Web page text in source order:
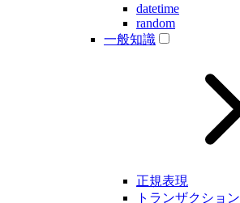
datetime
random
一般知識
正規表現
トランザクション